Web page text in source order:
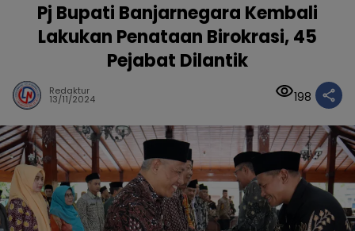
Pj Bupati Banjarnegara Kembali
Lakukan Penataan Birokrasi, 45
Pejabat Dilantik
Redaktur
13/11/2024 198